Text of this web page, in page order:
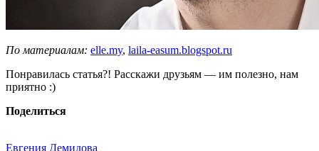
По материалам: elle.my, laila-easum.blogspot.ru
Понравилась статья?! Расскажи друзьям — им полезно, нам
приятно :)
Поделиться
Евгения Демидова